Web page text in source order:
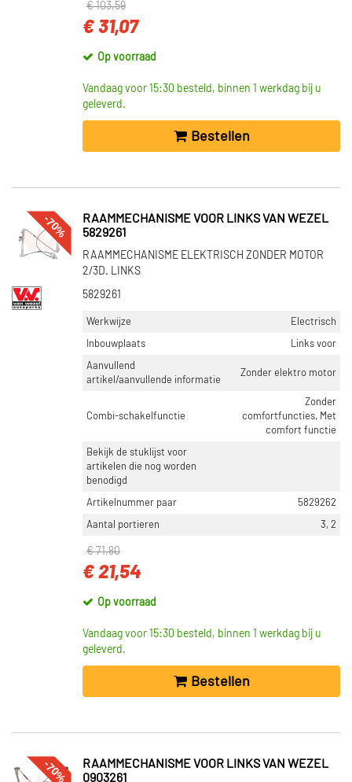
€ 103,59
€ 31,07
Op voorraad
Vandaag voor 15:30 besteld, binnen 1 werkdag bij u
geleverd.
Bestellen
-70%
RAAMMECHANISME VOOR LINKS VAN WEZEL
5829261
RAAMMECHANISME ELEKTRISCH ZONDER MOTOR
2/3D. LINKS
5829261
Werkwijze
Electrisch
Inbouwplaats
Links voor
Aanvullend
artikel/aanvullende informatie
Zonder elektro motor
Combi-schakelfunctie
Zonder
comfortfuncties, Met
comfort functie
Bekijk de stuklijst voor
artikelen die nog worden
benodigd
Artikelnummer paar
5829262
Aantal portieren
3, 2
€ 71,80
€ 21,54
Op voorraad
Vandaag voor 15:30 besteld, binnen 1 werkdag bij u
geleverd.
Bestellen
-70%
RAAMMECHANISME VOOR LINKS VAN WEZEL
0903261